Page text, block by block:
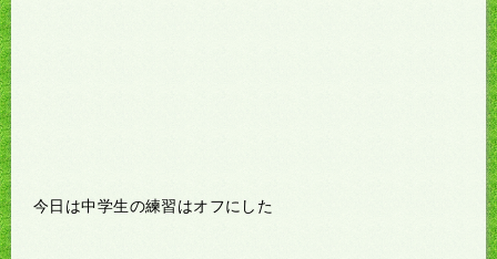
今日は中学生の練習はオフにした